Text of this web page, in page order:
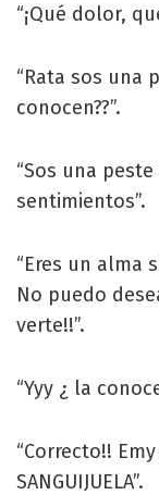
“¡Qué dolor,
“Rata sos una
conocen??”.
“Sos una
sentimientos”.
“Eres un alma
No puedo
verte!!”.
“Yyy ¿ la
“Correcto!!
SANGUIJUELA”.